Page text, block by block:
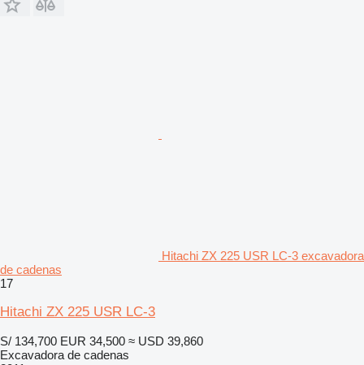
Hitachi ZX 225 USR LC-3 excavadora
de cadenas
17
Hitachi ZX 225 USR LC-3
S/ 134,700 EUR 34,500 ≈ USD 39,860
Excavadora de cadenas